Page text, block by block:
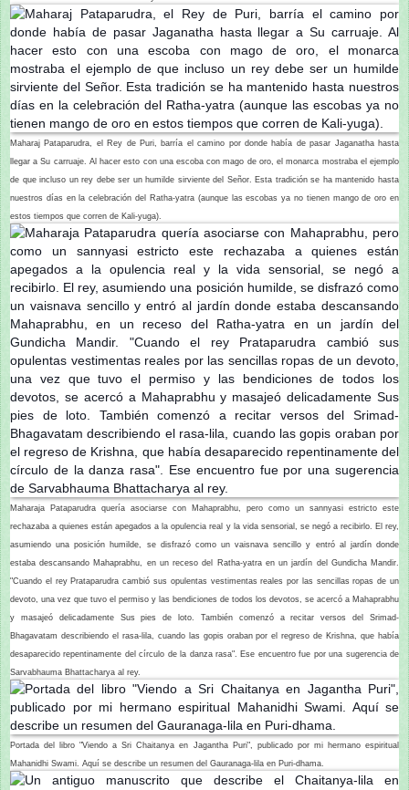
Maharaj Pataparudra, el Rey de Puri, barría el camino por donde había de pasar Jaganatha hasta
llegar a Su carruaje. Al hacer esto con una escoba con mago de oro, el monarca mostraba el ejemplo
de que incluso un rey debe ser un humilde sirviente del Señor. Esta tradición se ha mantenido hasta
nuestros días en la celebración del Ratha-yatra (aunque las escobas ya no tienen mango de oro en
estos tiempos que corren de Kali-yuga).
Maharaja Pataparudra quería asociarse con Mahaprabhu, pero como un sannyasi estricto este
rechazaba a quienes están apegados a la opulencia real y la vida sensorial, se negó a recibirlo. El rey,
asumiendo una posición humilde, se disfrazó como un vaisnava sencillo y entró al jardín donde
estaba descansando Mahaprabhu, en un receso del Ratha-yatra en un jardín del Gundicha Mandir.
"Cuando el rey Prataparudra cambió sus opulentas vestimentas reales por las sencillas ropas de un
devoto, una vez que tuvo el permiso y las bendiciones de todos los devotos, se acercó a Mahaprabhu
y masajeó delicadamente Sus pies de loto. También comenzó a recitar versos del Srimad-
Bhagavatam describiendo el rasa-lila, cuando las gopis oraban por el regreso de Krishna, que había
desaparecido repentinamente del círculo de la danza rasa". Ese encuentro fue por una sugerencia de
Sarvabhauma Bhattacharya al rey.
Portada del libro "Viendo a Sri Chaitanya en Jagantha Puri", publicado por mi hermano espiritual
Mahanidhi Swami. Aquí se describe un resumen del Gauranaga-lila en Puri-dhama.